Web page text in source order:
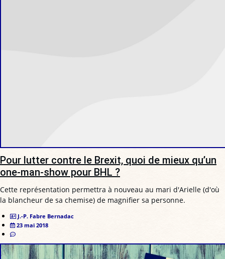
Pour lutter contre le Brexit, quoi de mieux qu’un
one-man-show pour BHL ?
Cette représentation permettra à nouveau au mari d'Arielle (d'où
la blancheur de sa chemise) de magnifier sa personne.
J.-P. Fabre Bernadac
23 mai 2018